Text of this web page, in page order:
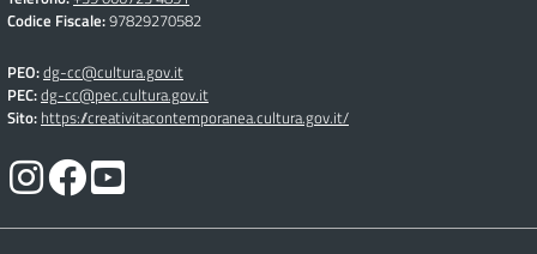
Codice Fiscale:97829270582
PEO:dg-cc@cultura.gov.it
PEC:dg-cc@pec.cultura.gov.it
Sito: https://creativitacontemporanea.cultura.gov.it/